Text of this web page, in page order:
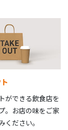
ができる飲食店を
。お店の味をご家
ください。